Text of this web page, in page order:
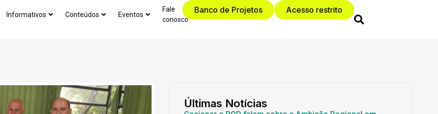
Informativos Conteúdos Eventos
Fale
conosco
Banco de Projetos Acesso restrito
Últimas Notícias